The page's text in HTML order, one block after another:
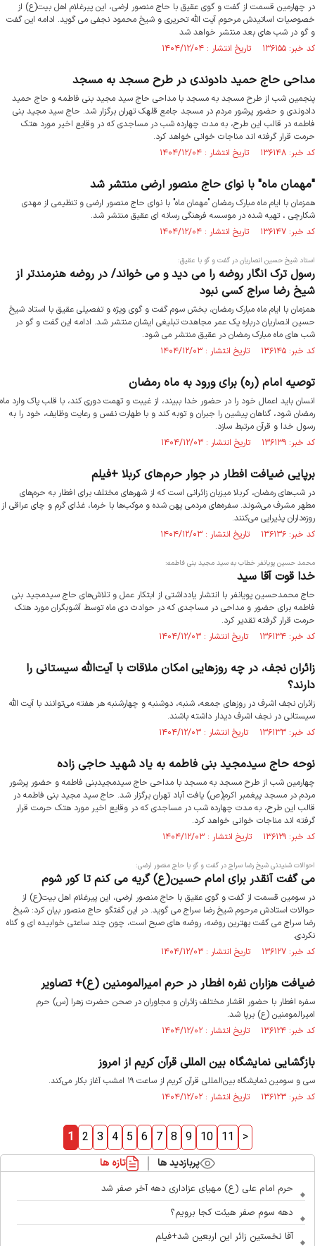
در چهارمین قسمت از گفت و گوی عقیق با حاج منصور ارضی، این پیرغلام اهل بیت(ع) از
خصوصیات اساتیدش مرحوم آیت الله تحریری و شیخ محمود نجفی می گوید. ادامه این گفت
و گو در شب های بعد منتشر خواهد شد
کد خبر: ۱۳۶۱۵۵ تاریخ انتشار : ۱۴۰۴/۱۲/۰۴
مداحی حاج حمید دادوندی در طرح مسجد به مسجد
پنجمین شب از طرح مسجد به مسجد با مداحی حاج سید مجید بنی فاطمه و حاج حمید
دادوندی و حضور پرشور مردم در مسجد جامع قلهک تهران برگزار شد. حاج سید مجید بنی
فاطمه در قالب این طرح، به مدت چهارده شب در مساجدی که در وقایع اخیر مورد هتک
حرمت قرار گرفته اند مناجات خوانی خواهد کرد.
کد خبر: ۱۳۶۱۴۸ تاریخ انتشار : ۱۴۰۴/۱۲/۰۴
"مهمان ماه" با نوای حاج منصور ارضی منتشر شد
همزمان با ایام ماه مبارک رمضان "مهمان ماه" با نوای حاج منصور ارضی و تنظیمی از مهدی
شکارچی ، تهیه شده در موسسه فرهنگی رسانه ای عقیق منتشر شد.
کد خبر: ۱۳۶۱۴۷ تاریخ انتشار : ۱۴۰۴/۱۲/۰۴
استاد شیخ حسین انصاریان در گفت و گو با عقیق:
رسول ترک انگار روضه را می دید و می خواند/ در روضه هنرمندتر از
شیخ رضا سراج کسی نبود
همزمان با ایام ماه مبارک رمضان، بخش سوم گفت و گوی ویژه و تفصیلی عقیق با استاد شیخ
حسین انصاریان درباره یک عمر مجاهدت تبلیغی ایشان منتشر شد. ادامه این گفت و گو در
شب های ماه مبارک رمضان در عقیق منتشر می شود.
کد خبر: ۱۳۶۱۴۵ تاریخ انتشار : ۱۴۰۴/۱۲/۰۳
توصیه امام (ره) برای ورود به ماه رمضان
انسان باید اعمال خود را در حضور خدا ببیند، از غیبت و تهمت دوری کند، با قلب پاک وارد ماه
رمضان شود، گناهان پیشین را جبران و توبه کند و با طهارت نفس و رعایت وظایف، خود را به
رسول خدا و قرآن مرتبط سازد.
کد خبر: ۱۳۶۱۳۹ تاریخ انتشار : ۱۴۰۴/۱۲/۰۳
برپایی ضیافت افطار در جوار حرم‌های کربلا +فیلم
در شب‌های رمضان، کربلا میزبان زائرانی است که از شهرهای مختلف برای افطار به حرم‌های
مطهر مشرف می‌شوند. سفره‌های مردمی پهن‌ شده و موکب‌ها با خرما، غذای گرم و چای عراقی از
روزه‌داران پذیرایی می‌کنند.
کد خبر: ۱۳۶۱۳۶ تاریخ انتشار : ۱۴۰۴/۱۲/۰۳
محمد حسین پویانفر خطاب به سید مجید بنی فاطمه:
خدا قوت آقا سید
حاج محمدحسین پویانفر با انتشار یادداشتی از ابتکار عمل و تلاش‌های حاج سیدمجید بنی
فاطمه برای حضور و مداحی در مساجدی که در حوادث دی ماه توسط آشوبگران مورد هتک
حرمت قرار گرفته تقدیر کرد.
کد خبر: ۱۳۶۱۳۴ تاریخ انتشار : ۱۴۰۴/۱۲/۰۳
زائران نجف، در چه روزهایی امکان ملاقات با آیت‌الله سیستانی را
دارند؟
زائران نجف اشرف در روزهای جمعه، شنبه، دوشنبه و چهارشنبه هر هفته می‌توانند با آیت الله
سیستانی در نجف اشرف دیدار داشته باشند.
کد خبر: ۱۳۶۱۳۳ تاریخ انتشار : ۱۴۰۴/۱۲/۰۳
نوحه حاج سیدمجید بنی فاطمه به یاد شهید حاجی زاده
چهارمین شب از طرح مسجد به مسجد با مداحی حاج سیدمجیدبنی فاطمه و حضور پرشور
مردم در مسجد پیغمبر اکرم(ص) یافت آباد تهران برگزار شد. حاج سید مجید بنی فاطمه در
قالب این طرح، به مدت چهارده شب در مساجدی که در وقایع اخیر مورد هتک حرمت قرار
گرفته اند مناجات خوانی خواهد کرد.
کد خبر: ۱۳۶۱۲۹ تاریخ انتشار : ۱۴۰۴/۱۲/۰۳
احوالات شنیدنی شیخ رضا سراج در گفت و گو با حاج منصور ارضی:
می گفت آنقدر برای امام حسین(ع) گریه می کنم تا کور شوم
در سومین قسمت از گفت و گوی عقیق با حاج منصور ارضی، این پیرغلام اهل بیت(ع) از
حوالات استادش مرحوم شیخ رضا سراج می گوید. در این گفتگو حاج منصور بیان کرد: شیخ
رضا سراج می گفت بهترین روضه، روضه های صبح است، چون چند ساعتی خوابیده ای و گناه
نکردی.
کد خبر: ۱۳۶۱۲۷ تاریخ انتشار : ۱۴۰۴/۱۲/۰۳
ضیافت هزاران نفره افطار در حرم امیرالمومنین (ع)+ تصاویر
سفره افطار با حضور اقشار مختلف زائران و مجاوران در صحن حضرت زهرا (س) حرم
امیرالمومنین (ع) برپا شد.
کد خبر: ۱۳۶۱۲۴ تاریخ انتشار : ۱۴۰۴/۱۲/۰۲
بازگشایی نمایشگاه بین المللی قرآن کریم از امروز
سی و سومین نمایشگاه بین‌المللی قرآن کریم از ساعت ۱۹ امشب آغاز بکار می‌کند.
کد خبر: ۱۳۶۱۲۳ تاریخ انتشار : ۱۴۰۴/۱۲/۰۲
1 2 3 4 5 6 7 8 9 10 11 >
پربازدید ها تازه ها
حرم امام علی (ع) مهیای عزاداری دهه آخر صفر شد
دهه سوم صفر هیئت کجا برویم؟
آقا نخستین زائر این اربعین شد+فیلم